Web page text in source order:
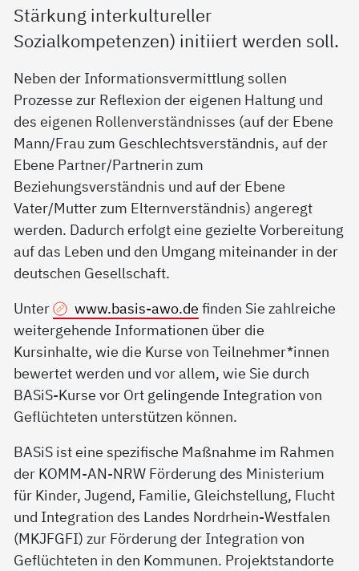
Stärkung interkultureller
Sozialkompetenzen) initiiert werden soll.
Neben der Informationsvermittlung sollen
Prozesse zur Reflexion der eigenen Haltung und
des eigenen Rollenverständnisses (auf der Ebene
Mann/Frau zum Geschlechtsverständnis, auf der
Ebene Partner/Partnerin zum
Beziehungsverständnis und auf der Ebene
Vater/Mutter zum Elternverständnis) angeregt
werden. Dadurch erfolgt eine gezielte Vorbereitung
auf das Leben und den Umgang miteinander in der
deutschen Gesellschaft.
Unter
www.basis-awo.de finden Sie zahlreiche
weitergehende Informationen über die
Kursinhalte, wie die Kurse von Teilnehmer*innen
bewertet werden und vor allem, wie Sie durch
BASiS-Kurse vor Ort gelingende Integration von
Geflüchteten unterstützen können.
BASiS ist eine spezifische Maßnahme im Rahmen
der KOMM-AN-NRW Förderung des Ministerium
für Kinder, Jugend, Familie, Gleichstellung, Flucht
und Integration des Landes Nordrhein-Westfalen
(MKJFGFI) zur Förderung der Integration von
Geflüchteten in den Kommunen. Projektstandorte